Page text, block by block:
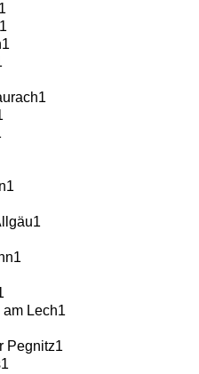
1
1
1
1
1
1
1
am Lech1
Pegnitz1
1